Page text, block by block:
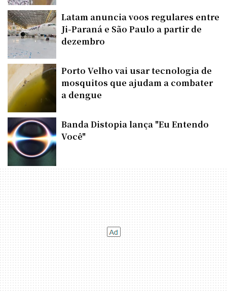
Latam anuncia voos regulares entre
Ji-Paraná e São Paulo a partir de
dezembro
Porto Velho vai usar tecnologia de
mosquitos que ajudam a combater
a dengue
Banda Distopia lança "Eu Entendo
Você"